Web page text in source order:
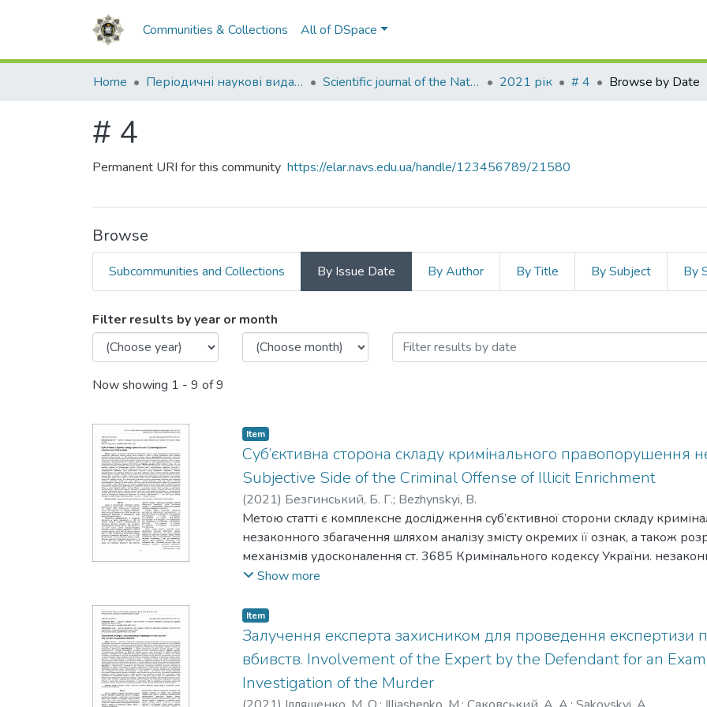
Communities & Collections All of DSpace
Home Періодичні наукові видання НАВС Scientific journal of the National Academy of Internal Affairs 2021 рік # 4 Browse by Date
# 4
Permanent URI for this community https://elar.navs.edu.ua/handle/123456789/21580
Browse
Subcommunities and Collections By Issue Date By Author By Title By Subject By
Browsing # 4 by Issue Date
Filter results by year or month
Now showing 1 - 9 of 9
Item
Суб’єктивна сторона складу кримінального правопорушення
Subjective Side of the Criminal Offense of Illicit Enrichment
(2021) Безгинський, Б. Г.; Bezhynskyi, B.
Метою статті є комплексне дослідження суб’єктивної сторони складу
незаконного збагачення шляхом аналізу змісту окремих її ознак, а також
механізмів удосконалення ст. 3685 Кримінального кодексу України.
здійснено лише з прямим умислом. Запропоновано інтелектуальний момент
зазначеного кримінального правопорушення, що охоплює усвідомлення трьох
діяння (винний, усвідомлюючи суспільну небезпечність власних дій,
соціального статусу (усвідомлення суб’єктом свого правового статусу,
органах державної влади або органах місцевого самоврядування, і функцій,
ознак суспільно небезпечного діяння, що залежать від часу, способу, місця,
Show more
Item
Залучення експерта захисником для проведення експертизи
вбивств. Involvement of the Expert by the Defendant for an
Investigation of the Murder